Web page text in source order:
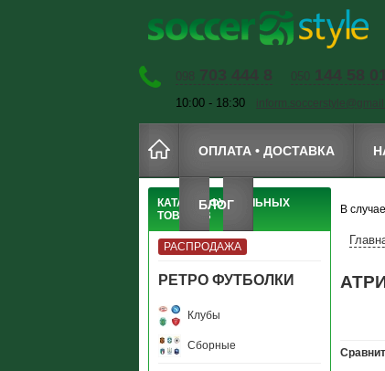
098 703 444 8 050 144 58
10:00 - 18:30
ОПЛАТА • ДОСТАВКА
БЛОГ
КАТАЛОГ ФУТБОЛЬНЫХ
ТОВАРОВ
РАСПРОДАЖА
РЕТРО ФУТБОЛКИ
Клубы
Сборные
В